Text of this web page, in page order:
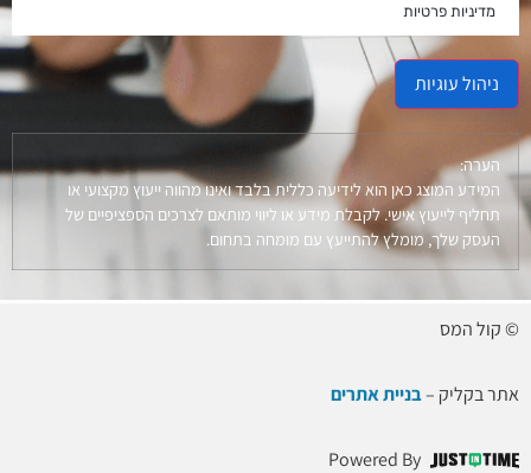
מדיניות פרטיות
ניהול עוגיות
הערה:
המידע המוצג כאן הוא לידיעה כללית בלבד ואינו מהווה ייעוץ מקצועי או
תחליף לייעוץ אישי. לקבלת מידע או ליווי מותאם לצרכים הספציפיים של
העסק שלך, מומלץ להתייעץ עם מומחה בתחום.
© קול המס
אתר בקליק – בניית אתרים
Powered By